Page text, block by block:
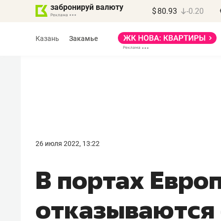
забронируй валюту $ 80.93 -0.20
Казань Закамье
26 июля 2022, 13:22
В портахправил, бизнес может
потерять минимум